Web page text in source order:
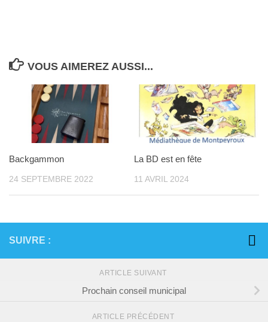
VOUS AIMEREZ AUSSI...
Backgammon
24 SEPTEMBRE 2022
La BD est en fête
11 AVRIL 2024
SUIVRE :
ARTICLE SUIVANT
Prochain conseil municipal
ARTICLE PRÉCÉDENT